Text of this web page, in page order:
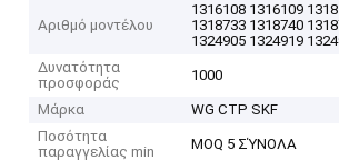
Αριθμό μοντέλου
1316108 1316109
1318733 1318740
1324905 1324919
Δυνατότητα
προσφοράς
1000
Μάρκα
WG CTP SKF
Ποσότητα
παραγγελίας min
MOQ 5 ΣΎΝΟΛΑ